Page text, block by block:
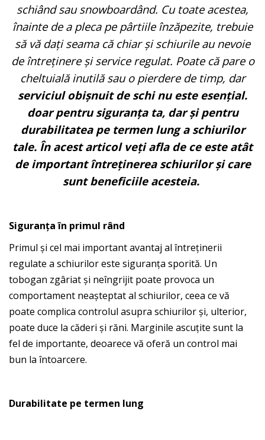
schiând sau snowboardând. Cu toate acestea,
înainte de a pleca pe pârtiile înzăpezite, trebuie
să vă dați seama că chiar și schiurile au nevoie
de întreținere și service regulat. Poate că pare o
cheltuială inutilă sau o pierdere de timp, dar
serviciul obișnuit de schi nu este esențial.
doar pentru siguranța ta, dar și pentru
durabilitatea pe termen lung a schiurilor
tale. În acest articol veți afla de ce este atât
de important întreținerea schiurilor și care
sunt beneficiile acesteia.
Siguranța în primul rând
Primul și cel mai important avantaj al întreținerii
regulate a schiurilor este siguranța sporită. Un
tobogan zgâriat și neîngrijit poate provoca un
comportament neașteptat al schiurilor, ceea ce vă
poate complica controlul asupra schiurilor și, ulterior,
poate duce la căderi și răni. Marginile ascuțite sunt la
fel de importante, deoarece vă oferă un control mai
bun la întoarcere.
Durabilitate pe termen lung